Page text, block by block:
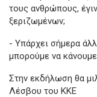
τους ανθρώπους,
ξεριζωμένων;
- Υπάρχει σήμερα
μπορούμε να κάνουμε
Στην εκδήλωση θα
Λέσβου του ΚΚΕ